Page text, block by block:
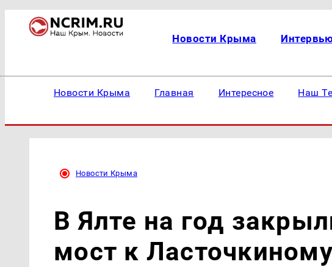
Новости Крыма
Новости Крыма Главная Интересное Наш
Новости Крыма
В Ялте на год
мост к